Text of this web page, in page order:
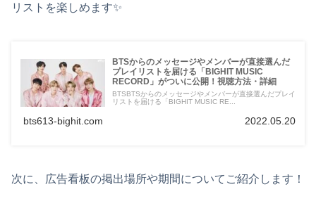
リストを楽しめます✨
BTSからのメッセージやメンバーが直接選んだ
プレイリストを届ける「BIGHIT MUSIC
RECORD」がついに公開！視聴方法・詳細
BTSBTSからのメッセージやメンバーが直接選んだプレイ
リストを届ける「BIGHIT MUSIC RE...
bts613-bighit.com 2022.05.20
次に、広告看板の掲出場所や期間についてご紹介します！